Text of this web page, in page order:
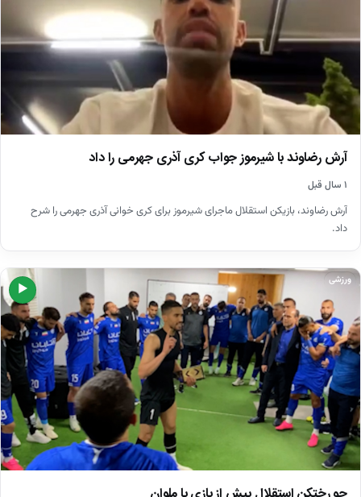
آرش رضاوند با شیرموز جواب کری آذری جهرمی را داد
۱ سال قبل
آرش رضاوند، بازیکن استقلال ماجرای شیرموز برای کری خوانی آذری جهرمی را شرح
داد.
▶
ورزشی